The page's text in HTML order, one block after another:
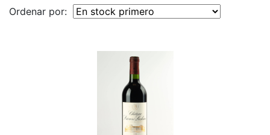
Ordenar por: